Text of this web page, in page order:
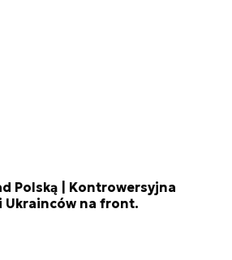
Polską | Kontrowersyjna
na front.